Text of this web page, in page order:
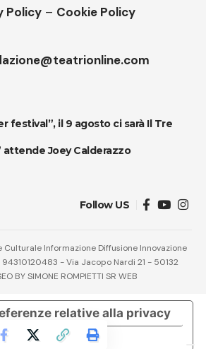
Policy – Cookie Policy
festival”, il 9 agosto ci sarà Il Tre
attende Joey Calderazzo
Follow US
Culturale Informazione Diffusione Innovazione
94310120483 - Via Jacopo Nardi 21 - 50132
BY SIMONE ROMPIETTI SR WEB
raccolta
relative alla privacy